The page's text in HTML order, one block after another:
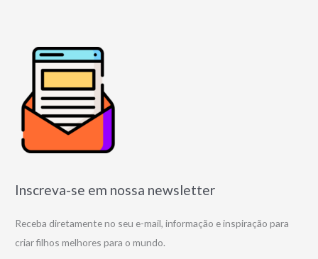
Inscreva-se em nossa newsletter
Receba diretamente no seu e-mail, informação e inspiração para
criar filhos melhores para o mundo.